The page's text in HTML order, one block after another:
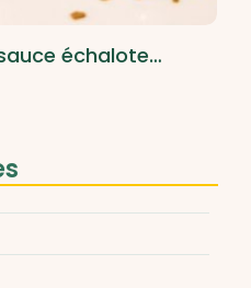
échalote…